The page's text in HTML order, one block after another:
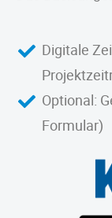
Digitale
Optional:
Formular)